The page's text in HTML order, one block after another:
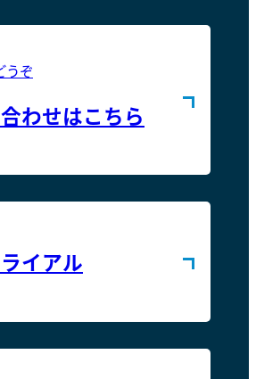
うぞ
わせはこちら
イアル